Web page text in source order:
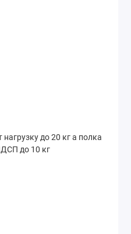
до 20 кг а полка
до 10 кг